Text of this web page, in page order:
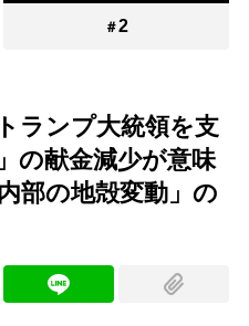
＃2
ランプ大統領を支
の献金減少が意味
部の地殻変動」の